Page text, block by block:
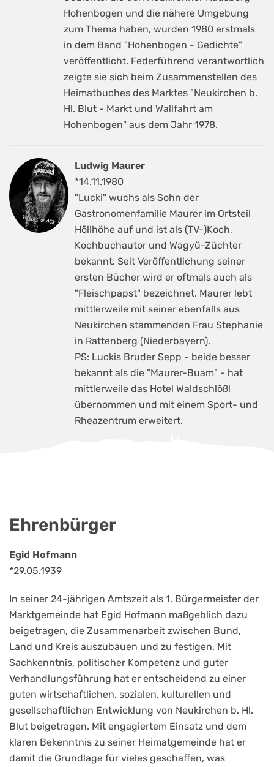
Hohenbogen und die nähere Umgebung
zum Thema haben, wurden 1980 erstmals
in dem Band "Hohenbogen - Gedichte"
veröffentlicht. Federführend verantwortlich
zeigte sie sich beim Zusammenstellen des
Heimatbuches des Marktes "Neukirchen b.
Hl. Blut - Markt und Wallfahrt am
Hohenbogen" aus dem Jahr 1978.
Ludwig Maurer
*14.11.1980
"Lucki" wuchs als Sohn der
Gastronomenfamilie Maurer im Ortsteil
Höllhöhe auf und ist als (TV-)Koch,
Kochbuchautor und Wagyü-Züchter
bekannt. Seit Veröffentlichung seiner
ersten Bücher wird er oftmals auch als
"Fleischpapst" bezeichnet. Maurer lebt
mittlerweile mit seiner ebenfalls aus
Neukirchen stammenden Frau Stephanie
in Rattenberg (Niederbayern).
PS: Luckis Bruder Sepp - beide besser
bekannt als die "Maurer-Buam" - hat
mittlerweile das Hotel Waldschlößl
übernommen und mit einem Sport- und
Rheazentrum erweitert.
Ehrenbürger
Egid Hofmann
*29.05.1939
In seiner 24-jährigen Amtszeit als 1. Bürgermeister der
Marktgemeinde hat Egid Hofmann maßgeblich dazu
beigetragen, die Zusammenarbeit zwischen Bund,
Land und Kreis auszubauen und zu festigen. Mit
Sachkenntnis, politischer Kompetenz und guter
Verhandlungsführung hat er entscheidend zu einer
guten wirtschaftlichen, sozialen, kulturellen und
gesellschaftlichen Entwicklung von Neukirchen b. Hl.
Blut beigetragen. Mit engagiertem Einsatz und dem
klaren Bekenntnis zu seiner Heimatgemeinde hat er
damit die Grundlage für vieles geschaffen, was